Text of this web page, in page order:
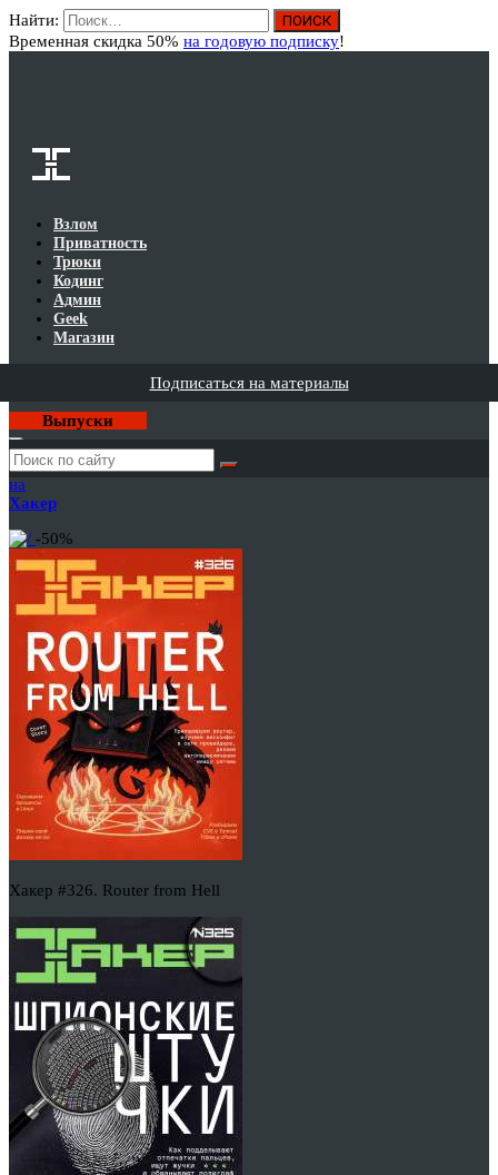
Найти:
Временная скидка 50% на годовую подписку!
Взлом
Приватность
Трюки
Кодинг
Админ
Geek
Магазин
Подписаться на материалы
Выпуски
Годовая
подписка
на
Хакер
-50%
Хакер #326. Router from Hell